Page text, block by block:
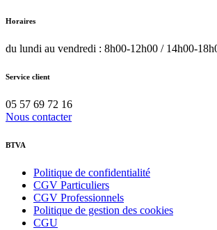
Horaires
du lundi au vendredi : 8h00-12h00 / 14h00-
Service client
05 57 69 72 16
Nous contacter
BTVA
Politique de confidentialité
CGV Particuliers
CGV Professionnels
Politique de gestion des cookies
CGU